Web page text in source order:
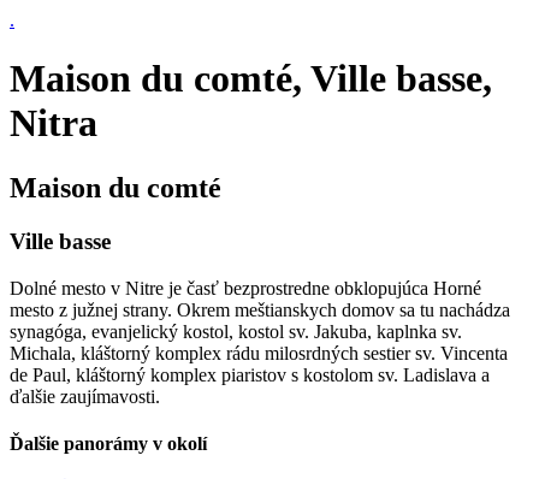
.
Maison du comté, Ville basse,
Nitra
Maison du comté
Ville basse
Dolné mesto v Nitre je časť bezprostredne obklopujúca Horné
mesto z južnej strany. Okrem meštianskych domov sa tu nachádza
synagóga, evanjelický kostol, kostol sv. Jakuba, kaplnka sv.
Michala, kláštorný komplex rádu milosrdných sestier sv. Vincenta
de Paul, kláštorný komplex piaristov s kostolom sv. Ladislava a
ďalšie zaujímavosti.
Ďalšie panorámy v okolí